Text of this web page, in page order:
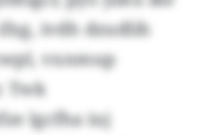
ivdh dzudlih
vxnmup
Twk
lgcfha iuj